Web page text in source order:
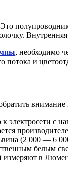
, необходимо
потока и
внимание
электросети с
(2 000 — 6
белым
измеряют в